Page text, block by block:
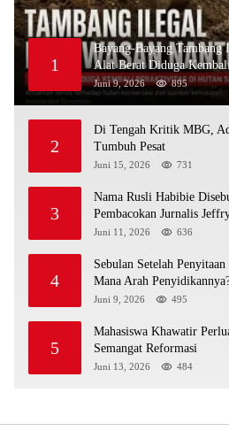
1
Bayang-Bayang Tambang
Alat Berat Diduga
Juni 9, 2026 895
2
Di Tengah Kritik MBG,
Tumbuh Pesat
Juni 15, 2026 731
3
Nama Rusli Habibie
Pembacokan Jurnalis
Juni 11, 2026 636
4
Sebulan Setelah
Mana Arah
Juni 9, 2026 495
5
Mahasiswa Khawatir
Semangat Reformasi
Juni 13, 2026 484